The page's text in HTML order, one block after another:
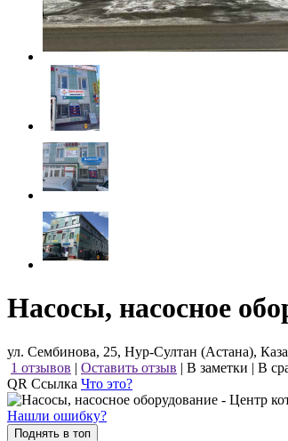
Насосы, насосное
ул. Сембинова, 25, Нур-Султан (Астана),
1 отзывов | Оставить отзыв | В заметки | В
QR Ссылка Что это?
Нашли ошибку?
Поднять в топ